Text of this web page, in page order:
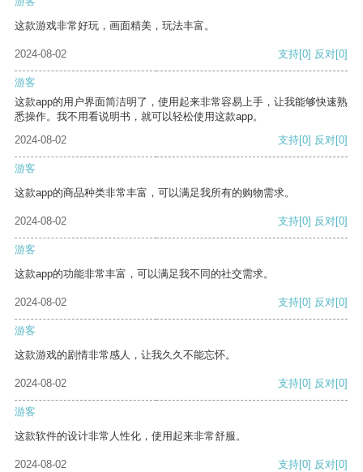
这款游戏非常好玩，画面精美，玩法丰富。
2024-08-02 支持[0] 反对[0]
游客
这款app的用户界面简洁明了，使用起来非常容易上手，让我能够快速熟
悉操作。我不用看说明书，就可以轻松使用这款app。
2024-08-02
支持[0] 反对[0]
游客
这款app的商品种类非常丰富，可以满足我所有的购物需求。
2024-08-02 支持[0] 反对[0]
游客
这款app的功能非常丰富，可以满足我不同的社交需求。
2024-08-02 支持[0] 反对[0]
游客
这款游戏的剧情非常感人，让我久久不能忘怀。
2024-08-02 支持[0] 反对[0]
游客
这款软件的设计非常人性化，使用起来非常舒服。
2024-08-02 支持[0] 反对[0]